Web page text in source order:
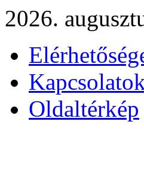
2026.
Oldaltérkép